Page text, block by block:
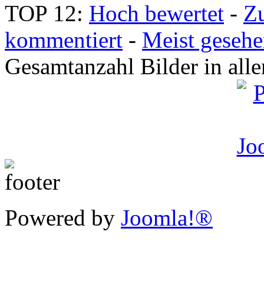
TOP 12: Hoch bewertet -
kommentiert - Meist
Gesamtanzahl Bilder in
Powered by Joomla!®